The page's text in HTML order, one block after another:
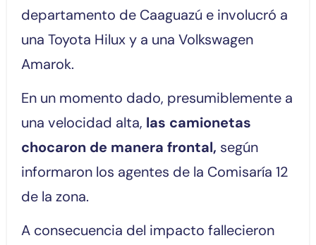
departamento de Caaguazú e involucró a
una Toyota Hilux y a una Volkswagen
Amarok.
En un momento dado, presumiblemente a
una velocidad alta, las camionetas
chocaron de manera frontal, según
informaron los agentes de la Comisaría 12
de la zona.
A consecuencia del impacto fallecieron